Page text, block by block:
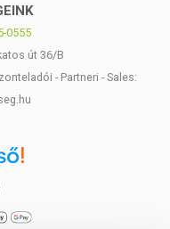
0555
út 36/B
- Partneri - Sales: